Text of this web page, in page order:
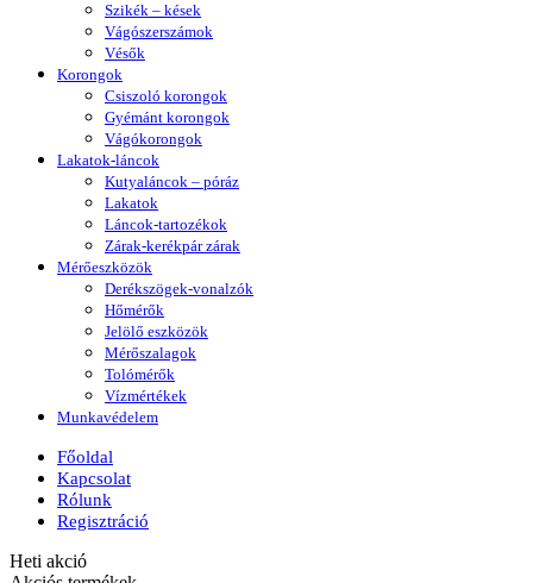
Szikék – kések
Vágószerszámok
Vésők
Korongok
Csiszoló korongok
Gyémánt korongok
Vágókorongok
Lakatok-láncok
Kutyaláncok – póráz
Lakatok
Láncok-tartozékok
Zárak-kerékpár zárak
Mérőeszközök
Derékszögek-vonalzók
Hőmérők
Jelölő eszközök
Mérőszalagok
Tolómérők
Vízmértékek
Munkavédelem
Főoldal
Kapcsolat
Rólunk
Regisztráció
Heti akció